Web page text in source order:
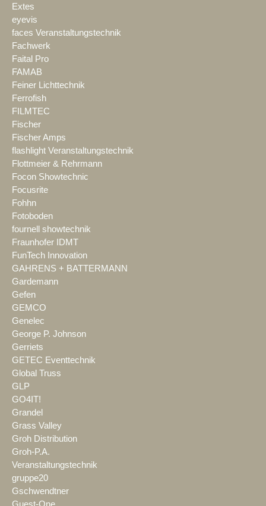
Extes
eyevis
faces Veranstaltungstechnik
Fachwerk
Faital Pro
FAMAB
Feiner Lichttechnik
Ferrofish
FILMTEC
Fischer
Fischer Amps
flashlight Veranstaltungstechnik
Flottmeier & Rehrmann
Focon Showtechnic
Focusrite
Fohhn
Fotoboden
fournell showtechnik
Fraunhofer IDMT
FunTech Innovation
GAHRENS + BATTERMANN
Gardemann
Gefen
GEMCO
Genelec
George P. Johnson
Gerriets
GETEC Eventtechnik
Global Truss
GLP
GO4IT!
Grandel
Grass Valley
Groh Distribution
Groh-P.A.
Veranstaltungstechnik
gruppe20
Gschwendtner